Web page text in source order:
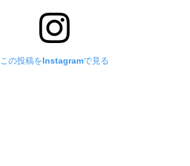
この投稿をInstagramで見る